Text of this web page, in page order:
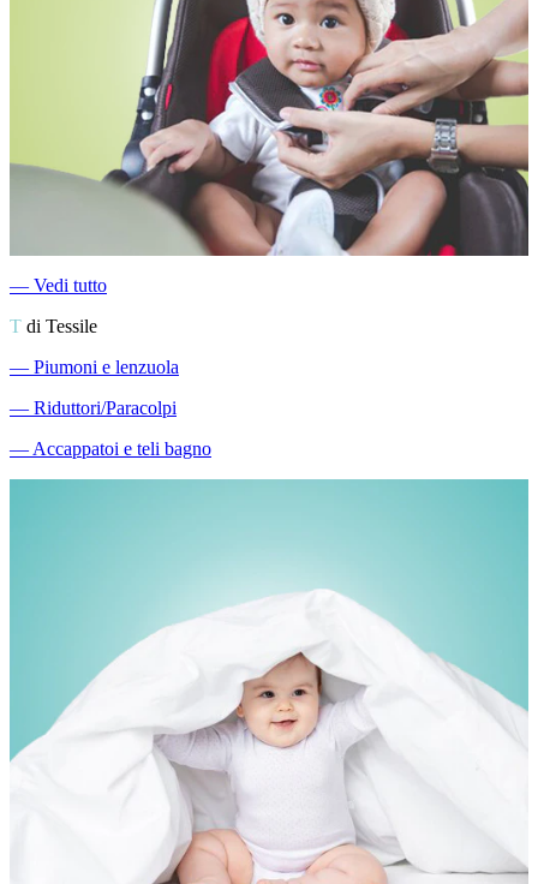
― Vedi tutto
T di Tessile
― Piumoni e lenzuola
― Riduttori/Paracolpi
―Accappatoi e teli bagno